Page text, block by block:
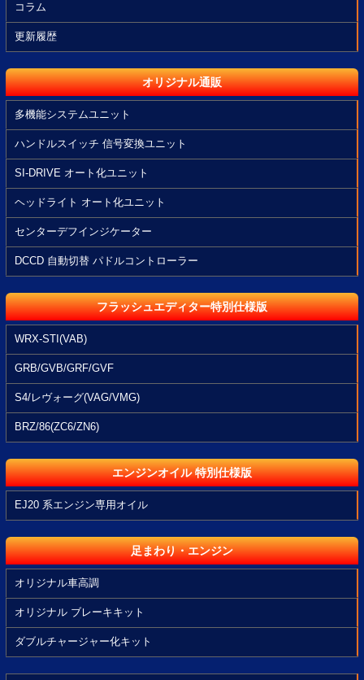
コラム
更新履歴
オリジナル通販
多機能システムユニット
ハンドルスイッチ 信号変換ユニット
SI-DRIVE オート化ユニット
ヘッドライト オート化ユニット
センターデフインジケーター
DCCD 自動切替 パドルコントローラー
フラッシュエディター特別仕様版
WRX-STI(VAB)
GRB/GVB/GRF/GVF
S4/レヴォーグ(VAG/VMG)
BRZ/86(ZC6/ZN6)
エンジンオイル 特別仕様版
EJ20 系エンジン専用オイル
足まわり・エンジン
オリジナル車高調
オリジナル ブレーキキット
ダブルチャージャー化キット